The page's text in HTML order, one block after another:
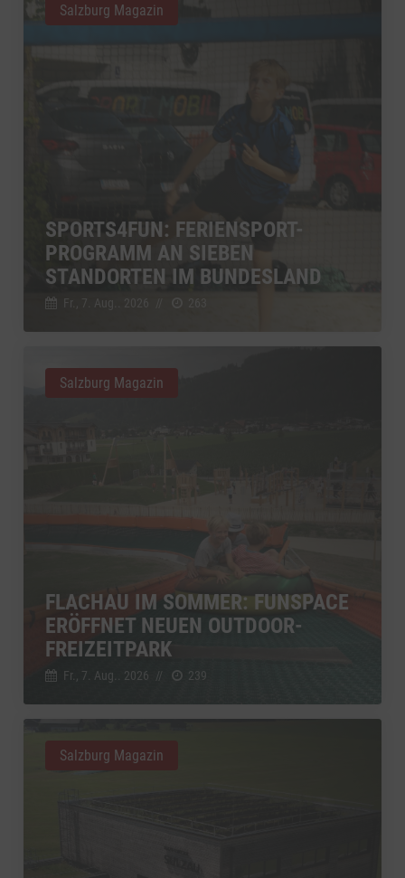
SPORTS4FUN: FERIENSPORT-
PROGRAMM AN SIEBEN
STANDORTEN IM BUNDESLAND
Fr., 7. Aug.. 2026 263
Salzburg Magazin
FLACHAU IM SOMMER: FUNSPACE
ERÖFFNET NEUEN OUTDOOR-
FREIZEITPARK
Fr., 7. Aug.. 2026 // 239
Salzburg Magazin
Salzburg Magazin